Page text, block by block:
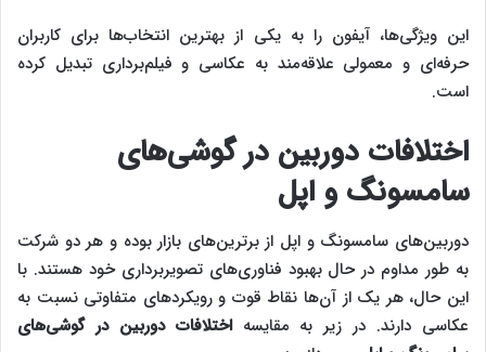
این ویژگی‌ها، آیفون را به یکی از بهترین انتخاب‌ها برای کاربران
حرفه‌ای و معمولی علاقه‌مند به عکاسی و فیلم‌برداری تبدیل کرده
است.
اختلافات دوربین در گوشی‌‌های
سامسونگ و اپل
دوربین‌های سامسونگ و اپل از برترین‌های بازار بوده و هر دو شرکت
به طور مداوم در حال بهبود فناوری‌های تصویربرداری خود هستند. با
این حال، هر یک از آن‌ها نقاط قوت و رویکردهای متفاوتی نسبت به
عکاسی دارند. در زیر به مقایسهاختلافات دوربین در گوشی‌‌های